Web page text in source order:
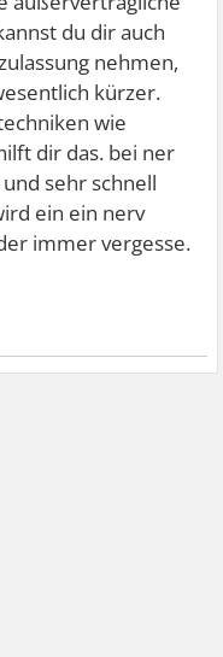
du dir auch
nehmen,
kürzer.
wie
dir das. bei ner
sehr schnell
ein ein nerv
immer vergesse.